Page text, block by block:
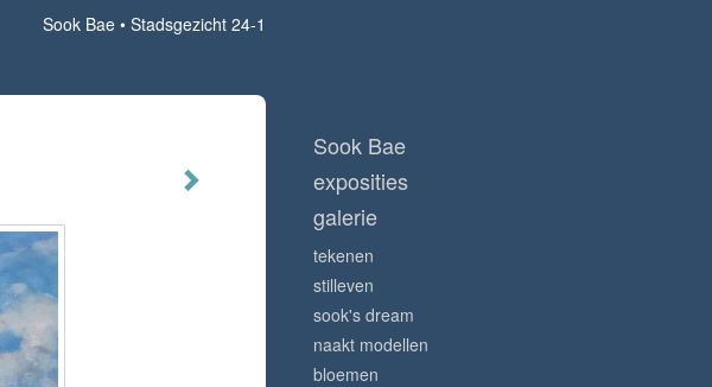
Sook Bae
Stadsgezicht 24-1
Sook Bae
exposities
galerie
tekenen
stilleven
sook's dream
naakt modellen
bloemen